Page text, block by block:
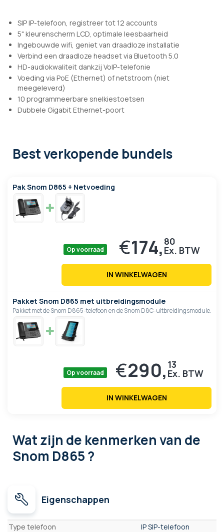
SIP IP-telefoon, registreer tot 12 accounts
5" kleurenscherm LCD, optimale leesbaarheid
Ingebouwde wifi, geniet van draadloze installatie
Verbind een draadloze headset via Bluetooth 5.0
HD-audiokwaliteit dankzij VoIP-telefonie
Voeding via PoE (Ethernet) of netstroom (niet
meegeleverd)
10 programmeerbare snelkiestoetsen
Dubbele Gigabit Ethernet-poort
Best verkopende bundels
Pak Snom D865 + Netvoeding
Op voorraad €174, 80
IN WINKELWAGEN
Pakket Snom D865 met uitbreidingsmodule
Pakket met de Snom D865-telefoon en de Snom D8C-uitbreidingsmodule.
Op voorraad €290, 13
IN WINKELWAGEN
Wat zijn de kenmerkenvan de
Snom D865 ?
Eigenschappen
Eigenschappen
Type telefoon IP SIP-telefoon